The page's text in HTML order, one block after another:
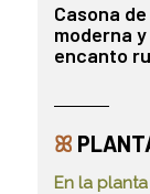
Casona
moderna
encanto
ꕤ
En la